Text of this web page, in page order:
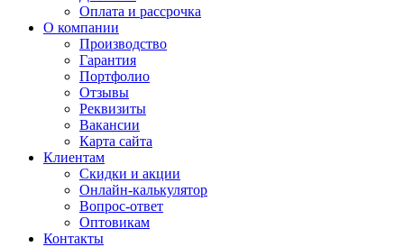
Оплата и рассрочка
О компании
Производство
Гарантия
Портфолио
Отзывы
Реквизиты
Вакансии
Карта сайта
Клиентам
Скидки и акции
Онлайн-калькулятор
Вопрос-ответ
Оптовикам
Контакты